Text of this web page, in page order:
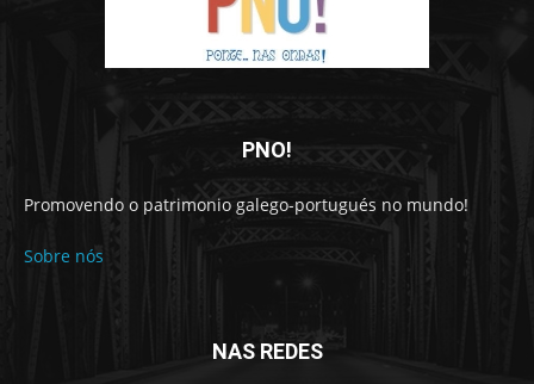
PNO!
Promovendo o patrimonio galego-portugués no mundo!
Sobre nós
NAS REDES